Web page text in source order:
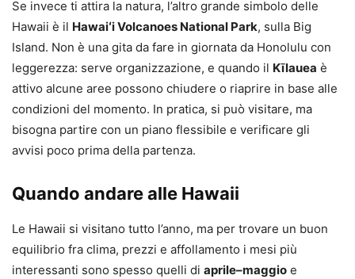
Se invece ti attira la natura, l’altro grande simbolo delle
Hawaii è il Hawaiʻi Volcanoes National Park, sulla Big
Island. Non è una gita da fare in giornata da Honolulu con
leggerezza: serve organizzazione, e quando il Kīlauea è
attivo alcune aree possono chiudere o riaprire in base alle
condizioni del momento. In pratica, si può visitare, ma
bisogna partire con un piano flessibile e verificare gli
avvisi poco prima della partenza.
Quando andare alle Hawaii
Le Hawaii si visitano tutto l’anno, ma per trovare un buon
equilibrio fra clima, prezzi e affollamento i mesi più
interessanti sono spesso quelli di aprile–maggio e